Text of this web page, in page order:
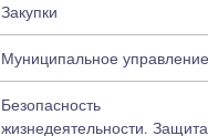
Закупки
Муниципальное управление
Безопасность
жизнедеятельности. Защита